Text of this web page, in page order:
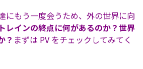
にもう一度会うため、外の世界に向
レインの終点に何があるのか？世界
？ まずは PV をチェックしてみてく